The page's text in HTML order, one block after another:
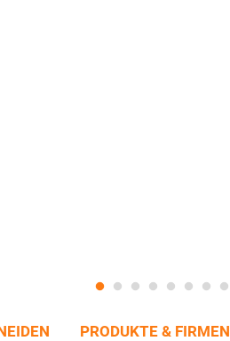
PRODUKTE & FIRMEN